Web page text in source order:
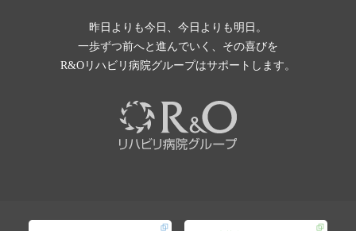
昨日よりも今日、今日よりも明日。
一歩ずつ前へと進んでいく、その喜びを
R&Oリハビリ病院グループはサポートします。